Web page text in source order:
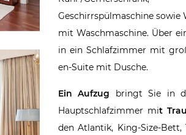
Geschirrspülmaschine
mit Waschmaschine. Über
in ein Schlafzimmer mit
en-Suite mit Dusche.
Ein Aufzug bringt Sie in
Hauptschlafzimmer mit
den Atlantik, King-Size-